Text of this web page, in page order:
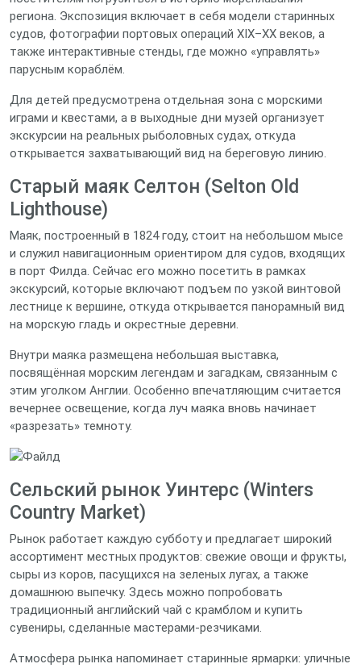
региона. Экспозиция включает в себя модели старинных
судов, фотографии портовых операций XIX–XX веков, а
также интерактивные стенды, где можно «управлять»
парусным кораблём.
Для детей предусмотрена отдельная зона с морскими
играми и квестами, а в выходные дни музей организует
экскурсии на реальных рыболовных судах, откуда
открывается захватывающий вид на береговую линию.
Старый маяк Селтон (Selton Old
Lighthouse)
Маяк, построенный в 1824 году, стоит на небольшом мысе
и служил навигационным ориентиром для судов, входящих
в порт Филда. Сейчас его можно посетить в рамках
экскурсий, которые включают подъем по узкой винтовой
лестнице к вершине, откуда открывается панорамный вид
на морскую гладь и окрестные деревни.
Внутри маяка размещена небольшая выставка,
посвящённая морским легендам и загадкам, связанным с
этим уголком Англии. Особенно впечатляющим считается
вечернее освещение, когда луч маяка вновь начинает
«разрезать» темноту.
Сельский рынок Уинтерс (Winters
Country Market)
Рынок работает каждую субботу и предлагает широкий
ассортимент местных продуктов: свежие овощи и фрукты,
сыры из коров, пасущихся на зеленых лугах, а также
домашнюю выпечку. Здесь можно попробовать
традиционный английский чай с крамблом и купить
сувениры, сделанные мастерами-резчиками.
Атмосфера рынка напоминает старинные ярмарки: уличные